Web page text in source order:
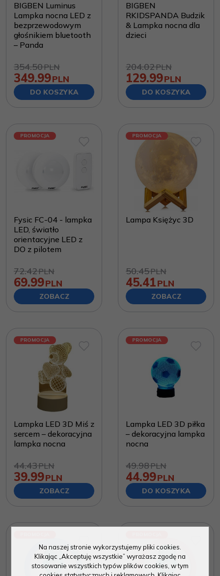
BIGBEN Luminus
Lampka nocna LED z
bezprzewodowym
głośnikiem bluetooth
– Panda
354.50PLN
349.99PLN
DO KOSZYKA
BIGBEN
RKIDSPANDA Budzik
& Lampka nocna dla
dzieci
204.02PLN
129.99PLN
DO KOSZYKA
PROMOCJA
Fysic FC-04 - lampka
LED, światło
orientacyjne LED z
DO z pilotem
72.42PLN
69.99PLN
ZOBACZ
PROMOCJA
Lampa Księżyc 3D
50.45PLN
45.41PLN
ZOBACZ
PROMOCJA
Lampka LED 3D Miś z
sercem – dekoracyjna
lampka nocna
44.43PLN
39.99PLN
ZOBACZ
PROMOCJA
Lampka LED 3D piłka
– dekoracyjna lampka
nocna
49.98PLN
44.99PLN
DO KOSZYKA
Na naszej stronie wykorzystujemy pliki cookies.
Klikając „Akceptuję wszystkie” wyrażasz zgodę na
stosowanie wszystkich typów plików cookies, w tym